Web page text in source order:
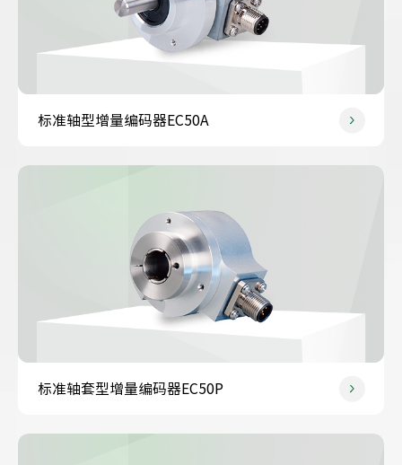
标准轴型增量编码器EC50A
标准轴套型增量编码器EC50P